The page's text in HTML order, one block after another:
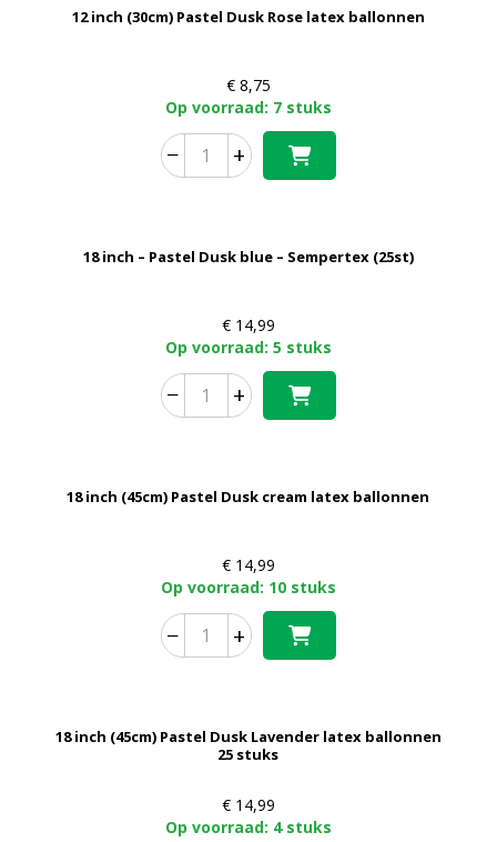
12 inch (30cm) Pastel Dusk Rose latex ballonnen
€8,75
Op voorraad: 7 stuks
− +
18 inch – Pastel Dusk blue – Sempertex (25st)
€14,99
Op voorraad: 5 stuks
− +
18 inch (45cm) Pastel Dusk cream latex ballonnen
€14,99
Op voorraad: 10 stuks
− +
18 inch (45cm) Pastel Dusk Lavender latex ballonnen
25 stuks
€14,99
Op voorraad: 4 stuks